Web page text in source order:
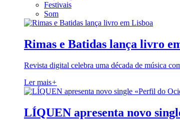
Festivais
Som
Rimas e Batidas lança livro
Revista digital celebra uma década de música
Ler mais+
LÍQUEN apresenta novo